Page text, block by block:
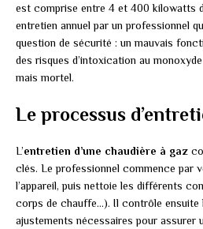
est comprise entre 4 et 400 kilowatts
entretien annuel par un professionnel
question de sécurité : un mauvais
des risques d’intoxication au
mais mortel.
Le processus
L’entretien d’une chaudière à gaz
clés. Le professionnel commence par
l’appareil, puis nettoie les différents
corps de chauffe…). Il contrôle
ajustements nécessaires pour assurer